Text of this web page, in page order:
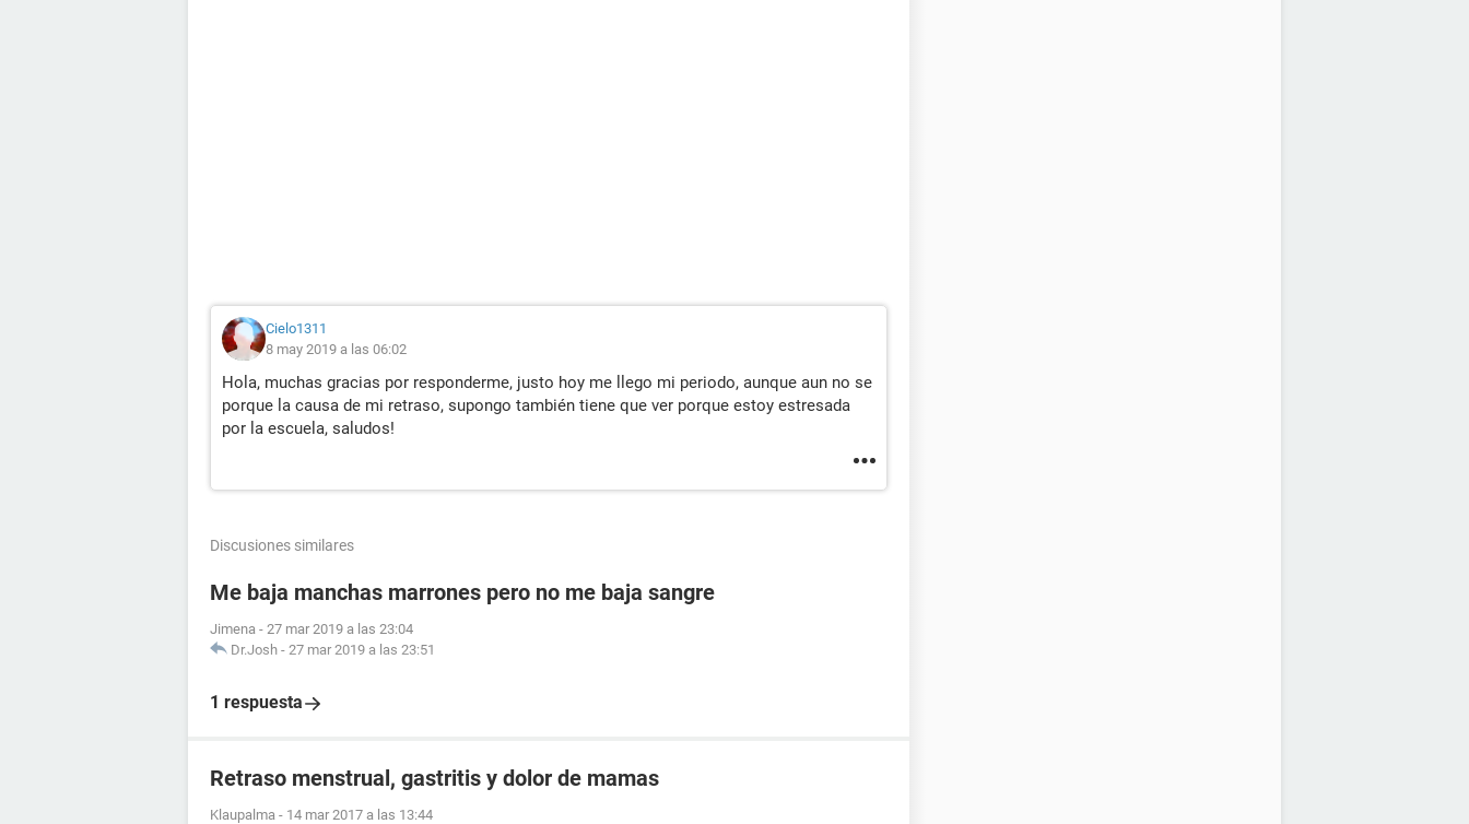
Cielo1311
8 may 2019 a las 06:02
Hola, muchas gracias por responderme, justo hoy me llego mi periodo, aunque aun no se
porque la causa de mi retraso, supongo también tiene que ver porque estoy estresada
por la escuela, saludos!
Discusiones similares
Me baja manchas marrones pero no me baja sangre
Jimena - 27 mar 2019 a las 23:04
Dr.Josh - 27 mar 2019 a las 23:51
1 respuesta
Retraso menstrual, gastritis y dolor de mamas
Klaupalma - 14 mar 2017 a las 13:44